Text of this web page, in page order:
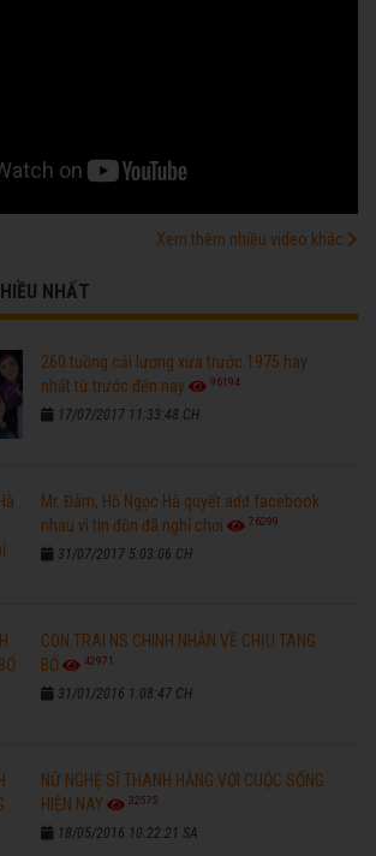
Xem thêm nhiều video khác
NHẤT
260 tuồng cải lương xưa trước 1975 hay
nhất từ trước đến nay
96194
17/07/2017 11:33:48 CH
Mr. Đàm, Hồ Ngọc Hà quyết add facebook
nhau vì tin đồn đã nghỉ chơi
76299
31/07/2017 5:03:06 CH
CON TRAI NS CHINH NHẪN VỀ CHỊU TANG
BỐ
42971
31/01/2016 1:08:47 CH
NỮ NGHỆ SĨ THANH HẰNG VỚI CUỘC SỐNG
HIỆN NAY
32575
18/05/2016 10:22:21 SA